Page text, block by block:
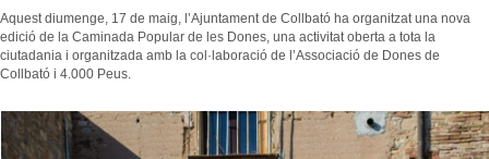
Aquest diumenge, 17 de maig, l’Ajuntament de Collbató ha organitzat una nova
edició de la Caminada Popular de les Dones, una activitat oberta a tota la
ciutadania i organitzada amb la col·laboració de l’Associació de Dones de
Collbató i 4.000 Peus.